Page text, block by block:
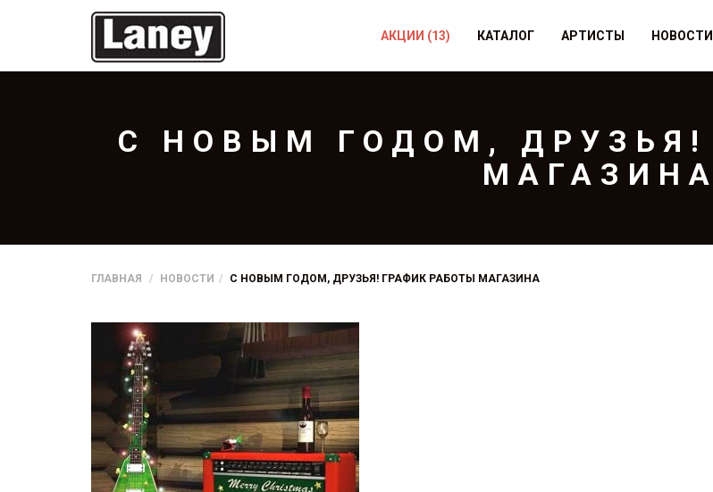
АКЦИИ (13) КАТАЛОГ АРТИСТЫ НОВОСТИ
С НОВЫМ ГОДОМ, ДРУЗЬЯ!
МАГАЗИНА
ГЛАВНАЯ НОВОСТИ С НОВЫМ ГОДОМ, ДРУЗЬЯ! ГРАФИК РАБОТЫ МАГАЗИНА